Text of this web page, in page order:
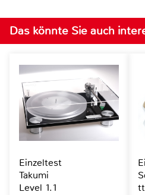
Das könnte Sie auch
Einzeltest
Takumi
Level 1.1